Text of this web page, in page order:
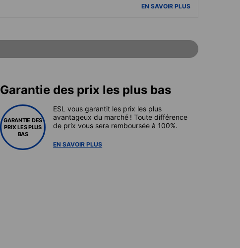
EN SAVOIR PLUS
Garantie des prix les plus bas
GARANTIE DES
PRIX LES PLUS
BAS
ESL vous garantit les prix les plus
avantageux du marché ! Toute différence
de prix vous sera remboursée à 100%.
EN SAVOIR PLUS